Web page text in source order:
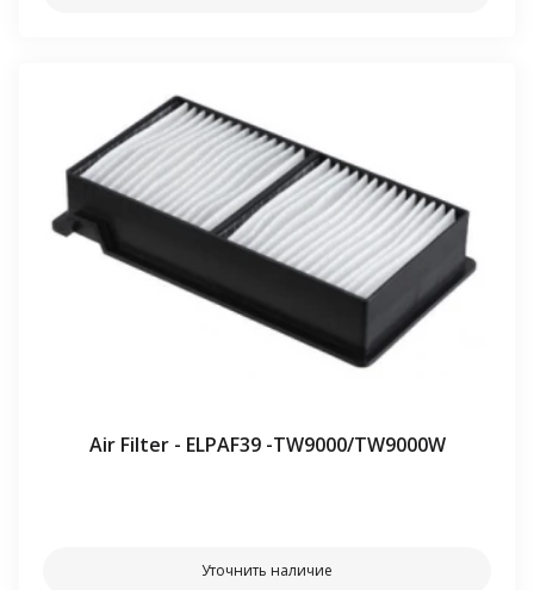
Air Filter - ELPAF39 -TW9000/TW9000W
Уточнить наличие